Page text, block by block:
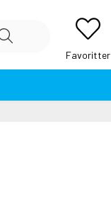
Favoritter